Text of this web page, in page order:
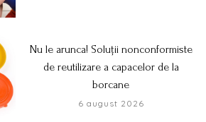
Nu le arunca! Soluții nonconformiste
de reutilizare a capacelor de la
borcane
6 august 2026